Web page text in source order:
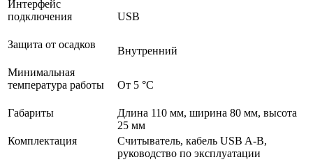
Интерфейс
подключения
USB
Защита от осадков
Внутренний
Минимальная
температура работы
От 5 °С
Габариты
Длина 110 мм, ширина 80 мм, высота
25 мм
Комплектация
Считыватель, кабель USB A-B,
руководство по эксплуатации